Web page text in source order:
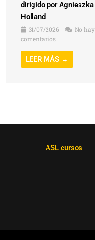
dirigido por Agnieszka
Holland
31/07/2026
No hay
comentarios
LEER MÁS →
ASL cursos